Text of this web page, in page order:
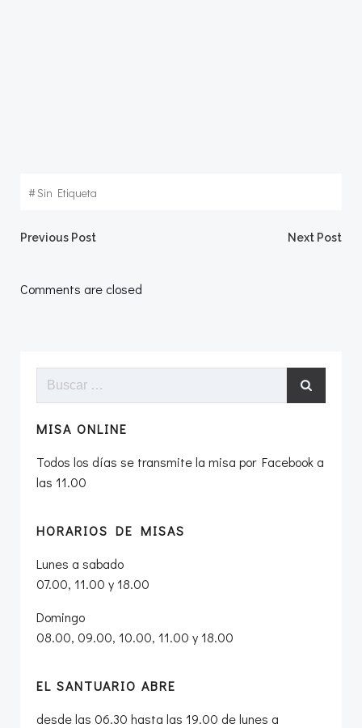
#Sin Etiqueta
Navegación
por
entradas
Previous Post
entradas
Next Post
Comments are closed
Buscar:
MISA ONLINE
Todos los días se transmite la misa por Facebook a
las 11.00
HORARIOS DE MISAS
Lunes a sabado
07.00, 11.00 y 18.00
Domingo
08.00, 09.00, 10.00, 11.00 y 18.00
EL SANTUARIO ABRE
desde las 06.30 hasta las 19.00 de lunes a